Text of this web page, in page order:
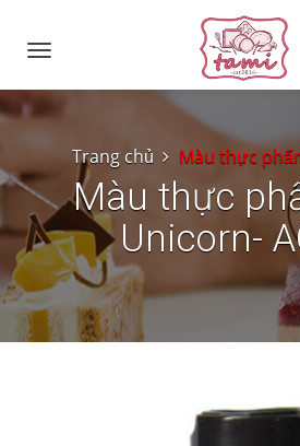
Toggle
Trang chủ Màu thực
Màu thực
Unicorn-